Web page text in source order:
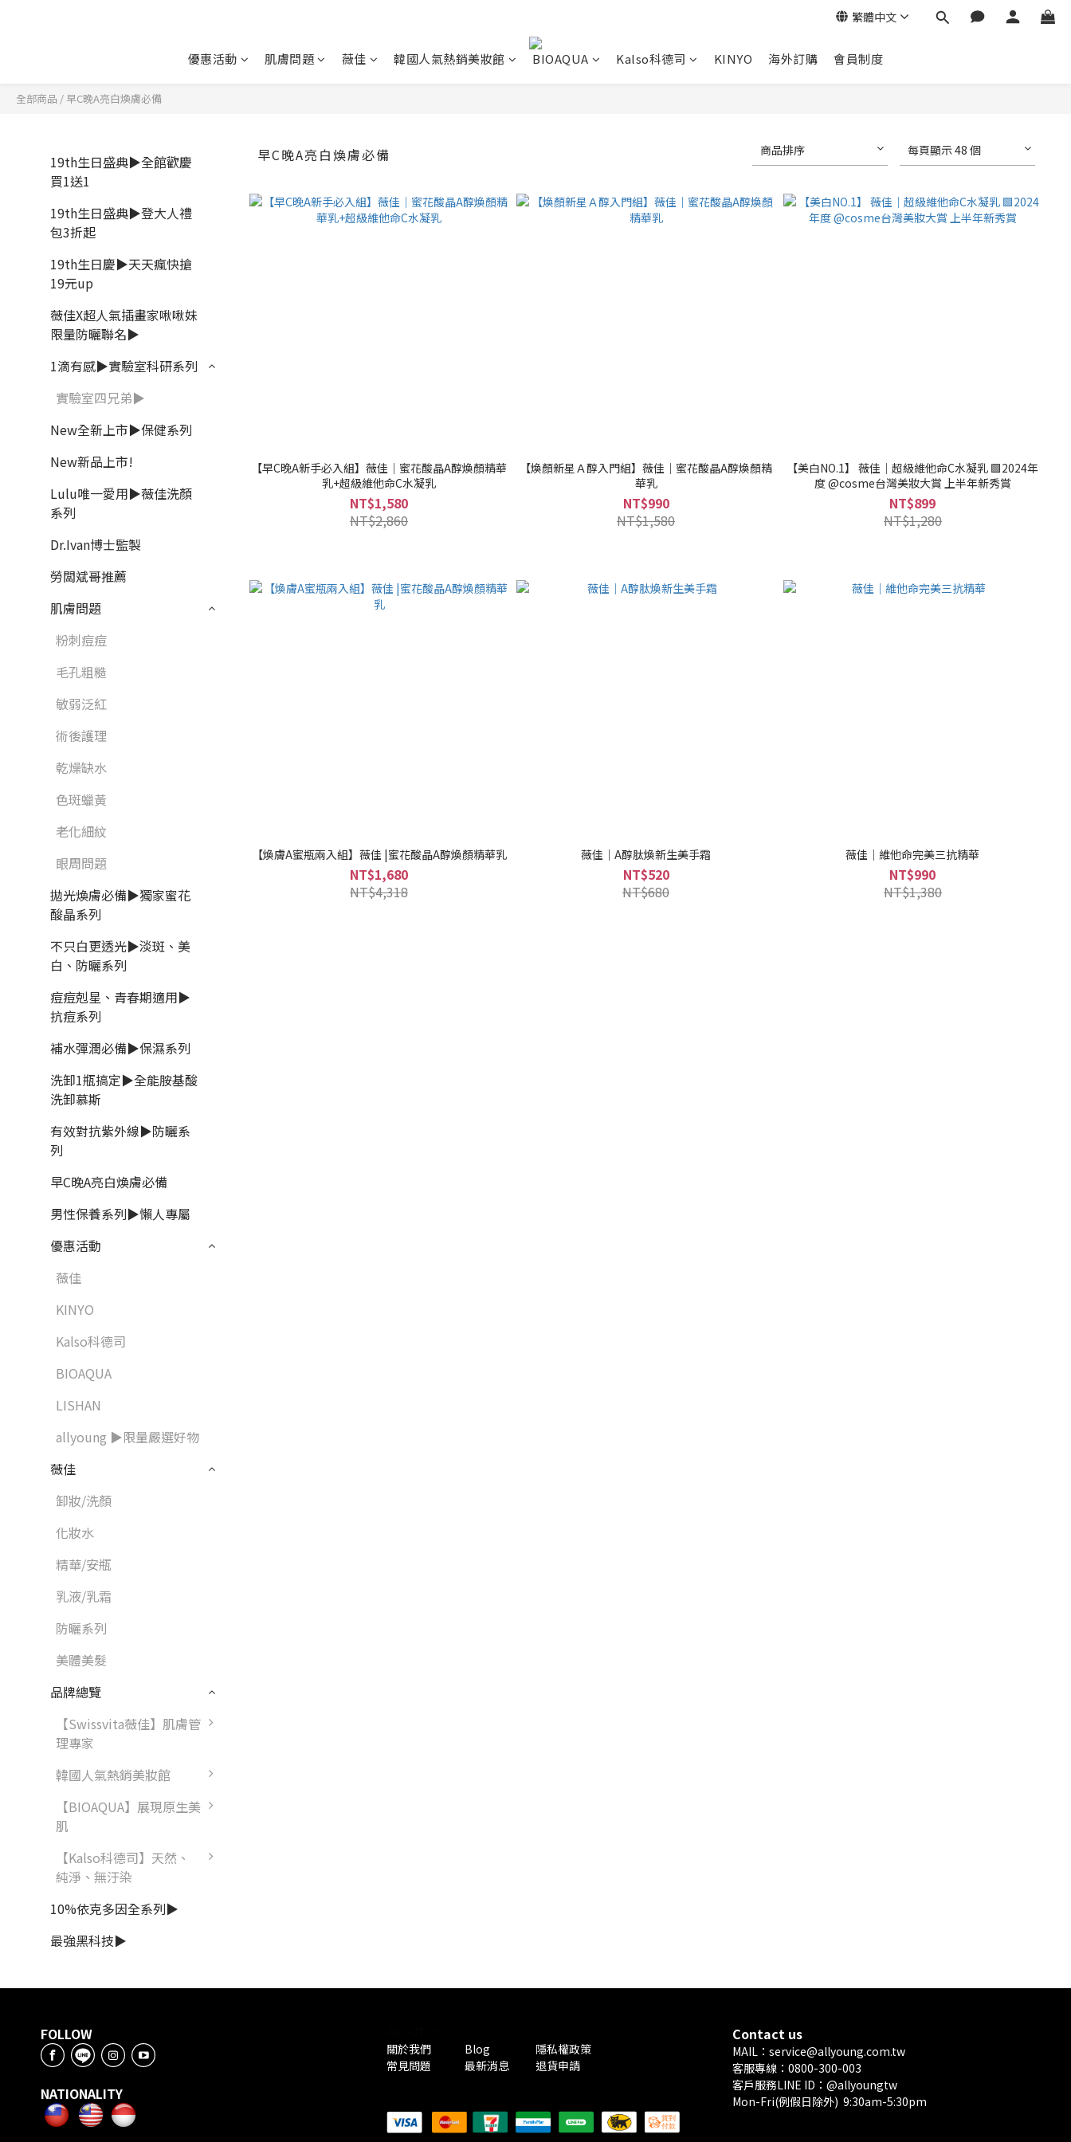
繁體中文
優惠活動 肌膚問題 薇佳 韓國人氣熱銷美妝館 BIOAQUA Kalso科德司 KINYO 海外訂購 會員制度
全部商品 /早C晚A亮白煥膚必備
19th生日盛典▶全館歡慶
買1送1
19th生日盛典▶登大人禮
包3折起
19th生日慶▶天天瘋快搶
19元up
薇佳X超人氣插畫家啾啾妹
限量防曬聯名▶
1滴有感▶實驗室科研系列
實驗室四兄弟▶
New全新上市▶保健系列
New新品上市!
Lulu唯一愛用▶薇佳洗顏
系列
Dr.Ivan博士監製
勞闆斌哥推薦
肌膚問題
粉刺痘痘
毛孔粗糙
敏弱泛紅
術後護理
乾燥缺水
色斑蠟黃
老化細紋
眼周問題
拋光煥膚必備▶獨家蜜花
酸晶系列
不只白更透光▶淡斑、美
白、防曬系列
痘痘剋星、青春期適用▶
抗痘系列
補水彈潤必備▶保濕系列
洗卸1瓶搞定▶全能胺基酸
洗卸慕斯
有效對抗紫外線▶防曬系
列
早C晚A亮白煥膚必備
男性保養系列▶懶人專屬
優惠活動
薇佳
KINYO
Kalso科德司
BIOAQUA
LISHAN
allyoung ▶限量嚴選好物
薇佳
卸妝/洗顏
化妝水
精華/安瓶
乳液/乳霜
防曬系列
美體美髮
品牌總覽
【Swissvita薇佳】肌膚管
理專家
韓國人氣熱銷美妝館
【BIOAQUA】展現原生美
肌
【Kalso科德司】天然、
純淨、無汙染
10%依克多因全系列▶
最強黑科技▶
早C晚A亮白煥膚必備 商品排序 每頁顯示 48 個
【早C晚A新手必入組】薇佳｜蜜花酸晶A醇煥顏精華
乳+超級維他命C水凝乳
NT$1,580
NT$2,860
【煥顏新星Ａ醇入門組】薇佳｜蜜花酸晶A醇煥顏精
華乳
NT$990
NT$1,580
【美白NO.1】 薇佳｜超級維他命C水凝乳 🟩2024年
度 @cosme台灣美妝大賞 上半年新秀賞
NT$899
NT$1,280
【煥膚A蜜瓶兩入組】薇佳 |蜜花酸晶A醇煥顏精華乳
NT$1,680
NT$4,318
薇佳｜A醇肽煥新生美手霜
NT$520
NT$680
薇佳｜維他命完美三抗精華
NT$990
NT$1,380
FOLLOW
NATIONALITY
關於我們
Blog
隱私權政策
常見問題
最新消息 退貨申請
Contact us
MAIL：service@allyoung.com.tw
客服專線：0800-300-003
客戶服務LINE ID：@allyoungtw
Mon-Fri(例假日除外) 9:30am-5:30pm